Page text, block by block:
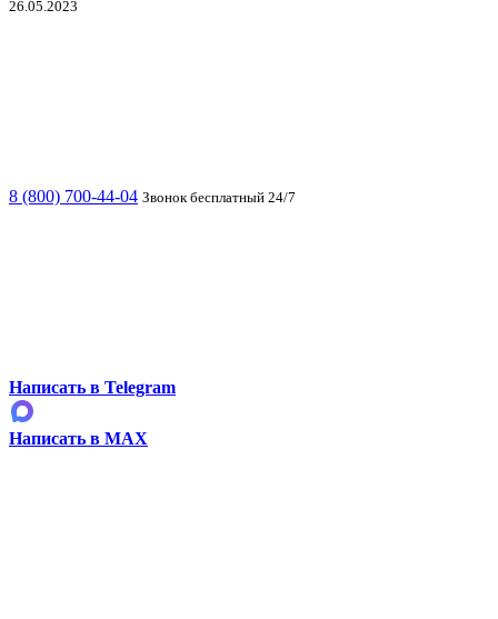
26.05.2023
8 (800) 700-44-04 Звонок бесплатный 24/7
Написать в Telegram
Написать в MAX